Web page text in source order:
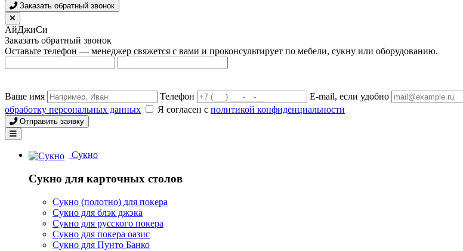
Заказать обратный звонок
АйДжиСи
Заказать обратный звонок
Оставьте телефон — менеджер свяжется с вами и проконсультирует по мебели, сукну или оборудованию.
Ваше имя Телефон E-mail, если удобно
обработку персональных данных
Я согласен с политикой конфиденциальности
Отправить заявку
Сукно
Сукно для карточных столов
Сукно (полотно) для покера
Сукно для блэк джэка
Сукно для русского покера
Сукно для покера оазис
Сукно для Пунто Банко